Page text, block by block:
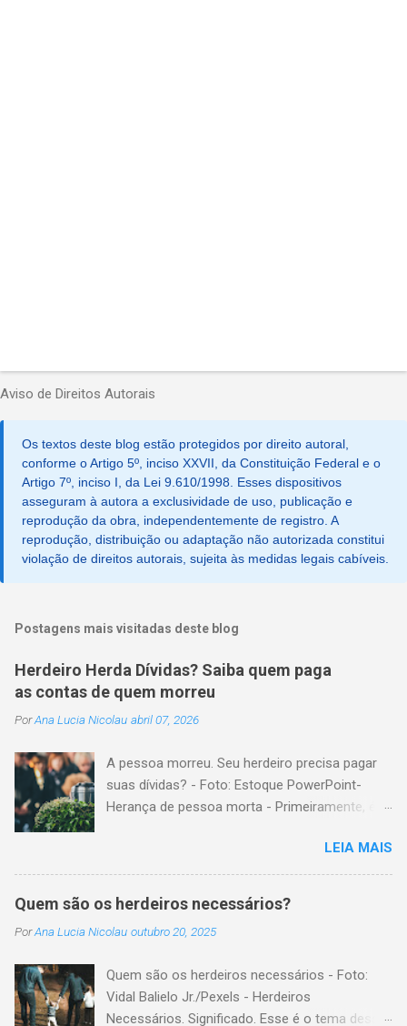
Aviso de Direitos Autorais
Os textos deste blog estão protegidos por direito autoral,
conforme o Artigo 5º, inciso XXVII, da Constituição Federal e o
Artigo 7º, inciso I, da Lei 9.610/1998. Esses dispositivos
asseguram à autora a exclusividade de uso, publicação e
reprodução da obra, independentemente de registro. A
reprodução, distribuição ou adaptação não autorizada constitui
violação de direitos autorais, sujeita às medidas legais cabíveis.
Postagens mais visitadas deste blog
Herdeiro Herda Dívidas? Saiba quem paga
as contas de quem morreu
PorAna Lucia Nicolau abril 07, 2026
A pessoa morreu. Seu herdeiro precisa pagar
suas dívidas? - Foto: Estoque PowerPoint-
Herança de pessoa morta - Primeiramente, é
formado pelos elementos, para transmissão
aos sucessores. Esses elementos são: A)
positivos; ou seja, com importância monetária,
negativos; ou seja, obrigações não cumpridas,
isso, tem cabimento a conclusão de que, quem
herda crédito, também, herda débito. A
LEIA MAIS
Quem são os herdeiros necessários?
PorAna Lucia Nicolau outubro 20, 2025
Quem são os herdeiros necessários - Foto:
Vidal Balielo Jr./Pexels - Herdeiros
Necessários. Significado. Esse é o tema dessa